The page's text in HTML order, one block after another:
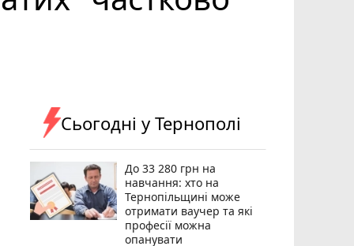
Сьогодні у Тернополі
До 33 280 грн на
навчання: хто на
Тернопільщині може
отримати ваучер та які
професії можна
опанувати